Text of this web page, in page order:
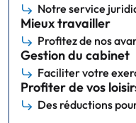
Notre service
Mieux travailler
Profitez de nos
Gestion du cabinet
Faciliter votre
Profiter de vos
Des réductions